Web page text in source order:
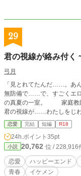
29
君の視線が絡み付く
弓月
「見とれてたんだ……。あ
無防備で……で、すごくエロかった」 クーラーが壊れた
の真夏の一室。 家庭教師のバイト中なのに、無遠慮に見つめてくるユウキ
君の視線が……わたしをじわ
恋愛 完結 短編 R18
24h.ポイント 35pt
小説 20,762 位 / 228,916
恋愛 ハッピーエンド
青春
イケメン